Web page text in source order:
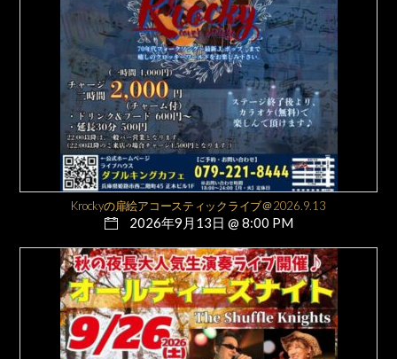
Krockyの扉絵アコースティックライブ＠2026.9.13
2026年9月13日 @ 8:00 PM